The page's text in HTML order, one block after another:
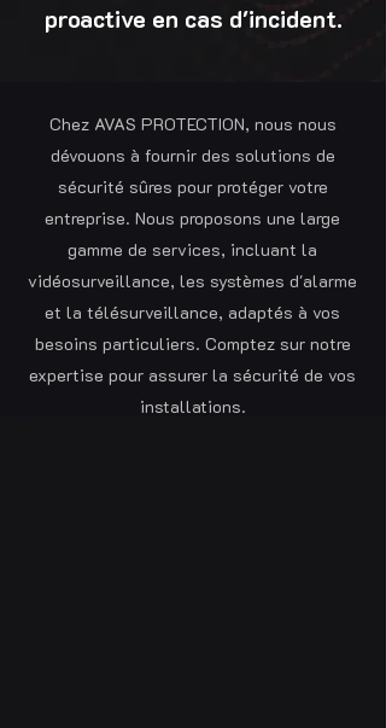
proactive en cas d'incident.
Chez AVAS PROTECTION, nous nous
dévouons à fournir des solutions de
sécurité sûres pour protéger votre
entreprise. Nous proposons une large
gamme de services, incluant la
vidéosurveillance, les systèmes d'alarme
et la télésurveillance, adaptés à vos
besoins particuliers. Comptez sur notre
expertise pour assurer la sécurité de vos
installations.